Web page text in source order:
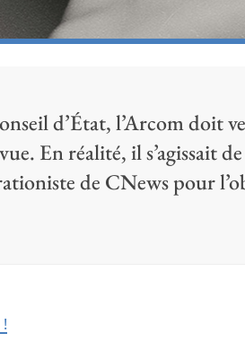
d’État, l’Arcom doit
En réalité, il s’agissait
de CNews pour